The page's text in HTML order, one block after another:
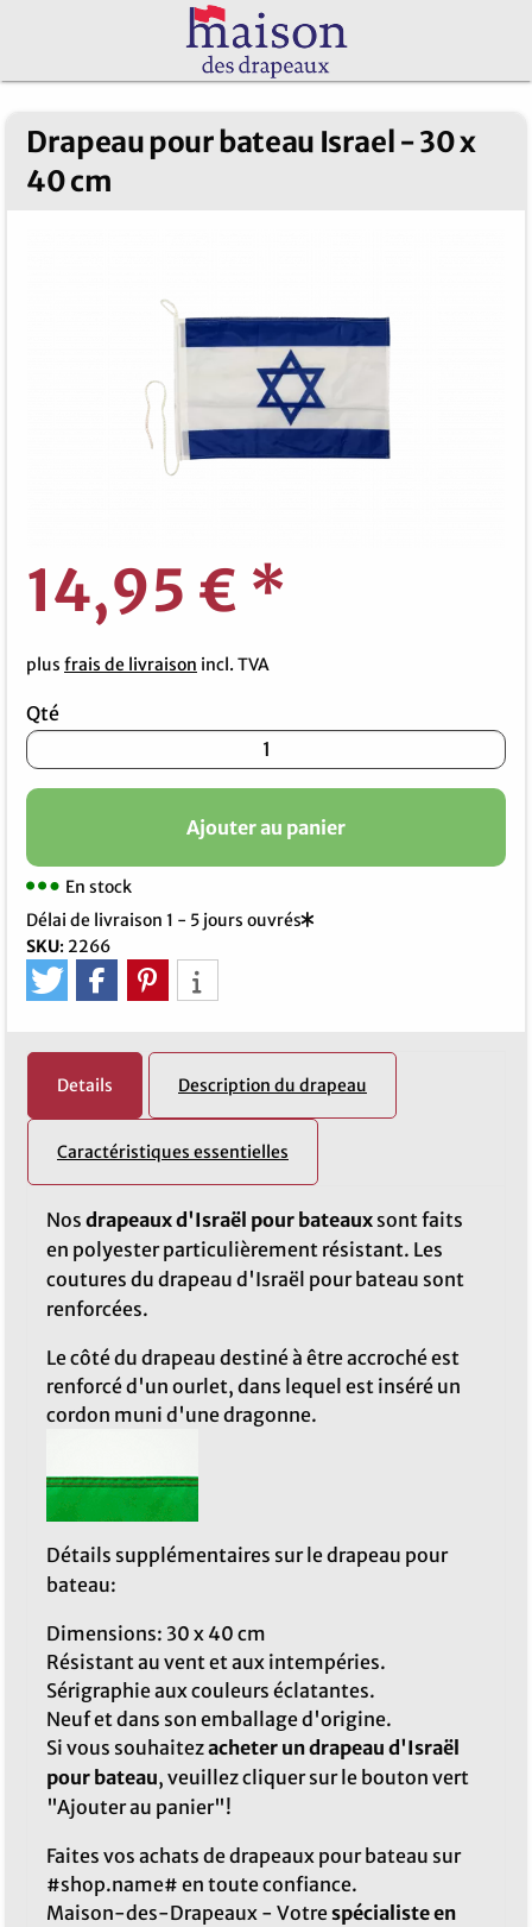
Drapeau pour bateau Israel - 30 x
40 cm
14,95 € *
plus frais de livraison incl. TVA
Qté
Ajouter au panier
En stock
Délai de livraison 1 - 5 jours ouvrés
SKU: 2266
Details Description du drapeau
Caractéristiques essentielles
Nos drapeaux d'Israël pour bateaux sont faits
en polyester particulièrement résistant. Les
coutures du drapeau d'Israël pour bateau sont
renforcées.
Le côté du drapeau destiné à être accroché est
renforcé d'un ourlet, dans lequel est inséré un
cordon muni d'une dragonne.
Détails supplémentaires sur le drapeau pour
bateau:
Dimensions: 30 x 40 cm
Résistant au vent et aux intempéries.
Sérigraphie aux couleurs éclatantes.
Neuf et dans son emballage d'origine.
Si vous souhaitezacheter un drapeau d'Israël
pour bateau, veuillez cliquer sur le bouton vert
"Ajouter au panier"!
Faites vos achats de drapeaux pour bateau sur
#shop.name# en toute confiance.
Maison-des-Drapeaux - Votrespécialiste en